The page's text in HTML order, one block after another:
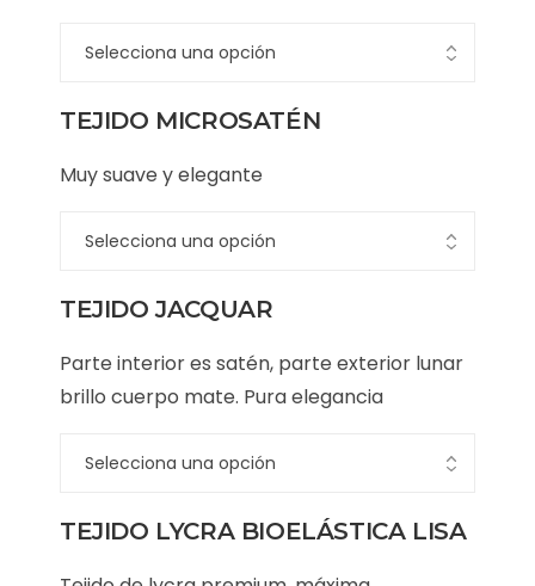
TEJIDO MICROSATÉN
Muy suave y elegante
TEJIDO JACQUAR
Parte interior es satén, parte exterior lunar
brillo cuerpo mate. Pura elegancia
TEJIDO LYCRA BIOELÁSTICA LISA